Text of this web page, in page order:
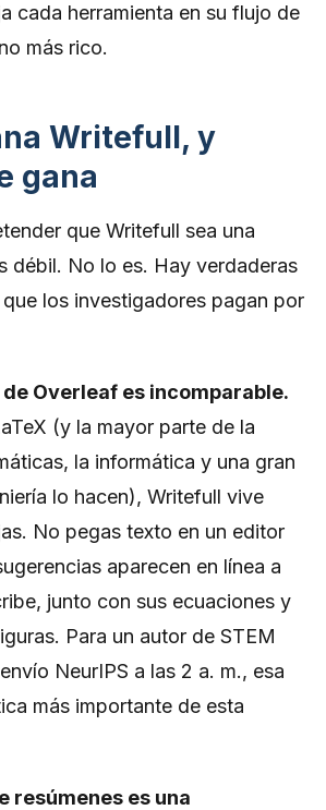
cada herramienta en su flujo de
más rico.
Writefull, y
gana
que Writefull sea una
débil. No lo es. Hay verdaderas
los investigadores pagan por
Overleaf es incomparable.
(y la mayor parte de la
la informática y una gran
lo hacen), Writefull vive
No pegas texto en un editor
aparecen en línea a
junto con sus ecuaciones y
Para un autor de STEM
NeurIPS a las 2 a. m., esa
más importante de esta
resúmenes es una